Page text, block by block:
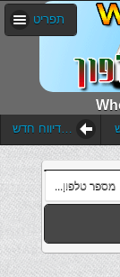
תפריט
הוסף דיווח חדש